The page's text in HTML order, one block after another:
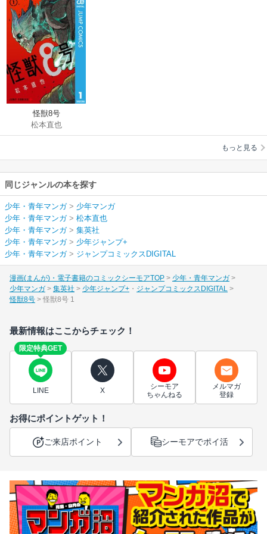
怪獣8号
松本直也
もっと見る
同じジャンルの本を探す
少年・青年マンガ> 少年マンガ
少年・青年マンガ> 松本直也
少年・青年マンガ> 集英社
少年・青年マンガ> 少年ジャンプ+
少年・青年マンガ> ジャンプコミックスDIGITAL
漫画(まんが)・電子書籍のコミックシーモアTOP
少年・青年マンガ
少年マンガ
集英社 少年ジャンプ+
ジャンプコミックスDIGITAL
怪獣8号
怪獣8号 1
最新情報はここからチェック！
限定特典GET
LINE X
シーモア
ちゃんねる
メルマガ
登録
お得にポイントゲット！
ご来店ポイント シーモアでポイ活